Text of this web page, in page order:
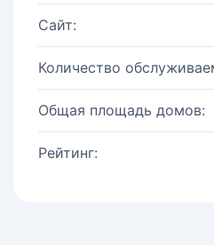
Сайт:
Количество
Общая площадь домов:
Рейтинг: